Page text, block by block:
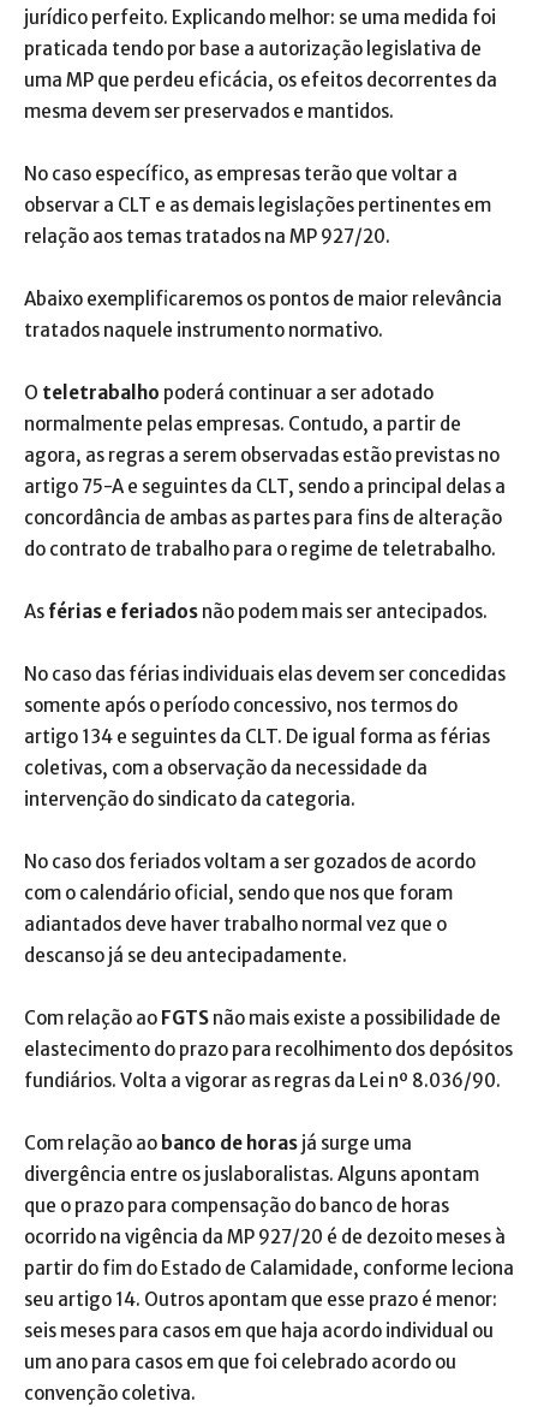
jurídico perfeito. Explicando melhor: se uma medida foi
praticada tendo por base a autorização legislativa de
uma MP que perdeu eficácia, os efeitos decorrentes da
mesma devem ser preservados e mantidos.
No caso específico, as empresas terão que voltar a
observar a CLT e as demais legislações pertinentes em
relação aos temas tratados na MP 927/20.
Abaixo exemplificaremos os pontos de maior relevância
tratados naquele instrumento normativo.
O teletrabalho poderá continuar a ser adotado
normalmente pelas empresas. Contudo, a partir de
agora, as regras a serem observadas estão previstas no
artigo 75-A e seguintes da CLT, sendo a principal delas a
concordância de ambas as partes para fins de alteração
do contrato de trabalho para o regime de teletrabalho.
As férias e feriados não podem mais ser antecipados.
No caso das férias individuais elas devem ser concedidas
somente após o período concessivo, nos termos do
artigo 134 e seguintes da CLT. De igual forma as férias
coletivas, com a observação da necessidade da
intervenção do sindicato da categoria.
No caso dos feriados voltam a ser gozados de acordo
com o calendário oficial, sendo que nos que foram
adiantados deve haver trabalho normal vez que o
descanso já se deu antecipadamente.
Com relação ao FGTS não mais existe a possibilidade de
elastecimento do prazo para recolhimento dos depósitos
fundiários. Volta a vigorar as regras da Lei nº 8.036/90.
Com relação ao banco de horas já surge uma
divergência entre os juslaboralistas. Alguns apontam
que o prazo para compensação do banco de horas
ocorrido na vigência da MP 927/20 é de dezoito meses à
partir do fim do Estado de Calamidade, conforme leciona
seu artigo 14. Outros apontam que esse prazo é menor:
seis meses para casos em que haja acordo individual ou
um ano para casos em que foi celebrado acordo ou
convenção coletiva.